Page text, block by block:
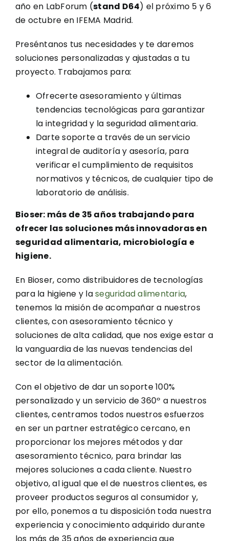
año en LabForum (stand D64) el próximo 5 y 6
de octubre en IFEMA Madrid.
Preséntanos tus necesidades y te daremos
soluciones personalizadas y ajustadas a tu
proyecto. Trabajamos para:
Ofrecerte asesoramiento y últimas
tendencias tecnológicas para garantizar
la integridad y la seguridad alimentaria.
Darte soporte a través de un servicio
integral de auditoría y asesoría, para
verificar el cumplimiento de requisitos
normativos y técnicos, de cualquier tipo de
laboratorio de análisis.
Bioser: más de 35 años trabajando para
ofrecer las soluciones más innovadoras en
seguridad alimentaria, microbiología e
higiene.
En Bioser, como distribuidores de tecnologías
para la higiene y laseguridad alimentaria,
tenemos la misión de acompañar a nuestros
clientes, con asesoramiento técnico y
soluciones de alta calidad, que nos exige estar a
la vanguardia de las nuevas tendencias del
sector de la alimentación.
Con el objetivo de dar un soporte 100%
personalizado y un servicio de 360º a nuestros
clientes, centramos todos nuestros esfuerzos
en ser un partner estratégico cercano, en
proporcionar los mejores métodos y dar
asesoramiento técnico, para brindar las
mejores soluciones a cada cliente. Nuestro
objetivo, al igual que el de nuestros clientes, es
proveer productos seguros al consumidor y,
por ello, ponemos a tu disposición toda nuestra
experiencia y conocimiento adquirido durante